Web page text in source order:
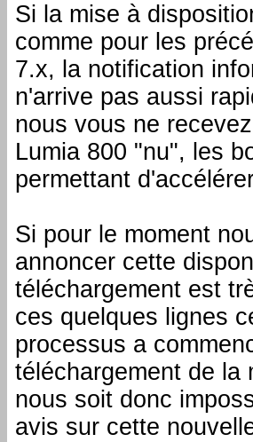
Si la mise à
comme pour les
7.x, la notification
n'arrive pas aussi
nous vous ne
Lumia 800 "nu", les
permettant
Si pour le moment
annoncer cette
téléchargement est
ces quelques lignes
processus a
téléchargement de la
nous soit donc
avis sur cette